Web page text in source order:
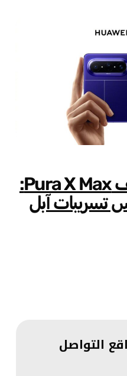
هواوي تشوّق لهاتف Pura X Max:
تسريبات آبل
التواصل